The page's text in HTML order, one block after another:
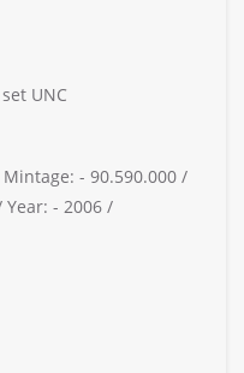
UNC
Mintage: - 90.590.000 /
Year: - 2006 /